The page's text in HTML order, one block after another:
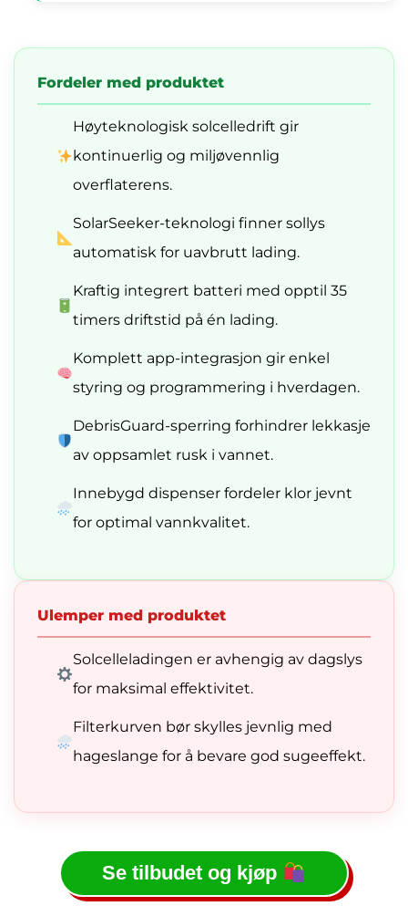
Fordeler med produktet
Høyteknologisk solcelledrift gir
kontinuerlig og miljøvennlig
overflaterens.
SolarSeeker-teknologi finner sollys
automatisk for uavbrutt lading.
Kraftig integrert batteri med opptil 35
timers driftstid på én lading.
Komplett app-integrasjon gir enkel
styring og programmering i hverdagen.
DebrisGuard-sperring forhindrer lekkasje
av oppsamlet rusk i vannet.
Innebygd dispenser fordeler klor jevnt
for optimal vannkvalitet.
Ulemper med produktet
Solcelleladingen er avhengig av dagslys
for maksimal effektivitet.
Filterkurven bør skylles jevnlig med
hageslange for å bevare god sugeeffekt.
Se tilbudet og kjøp